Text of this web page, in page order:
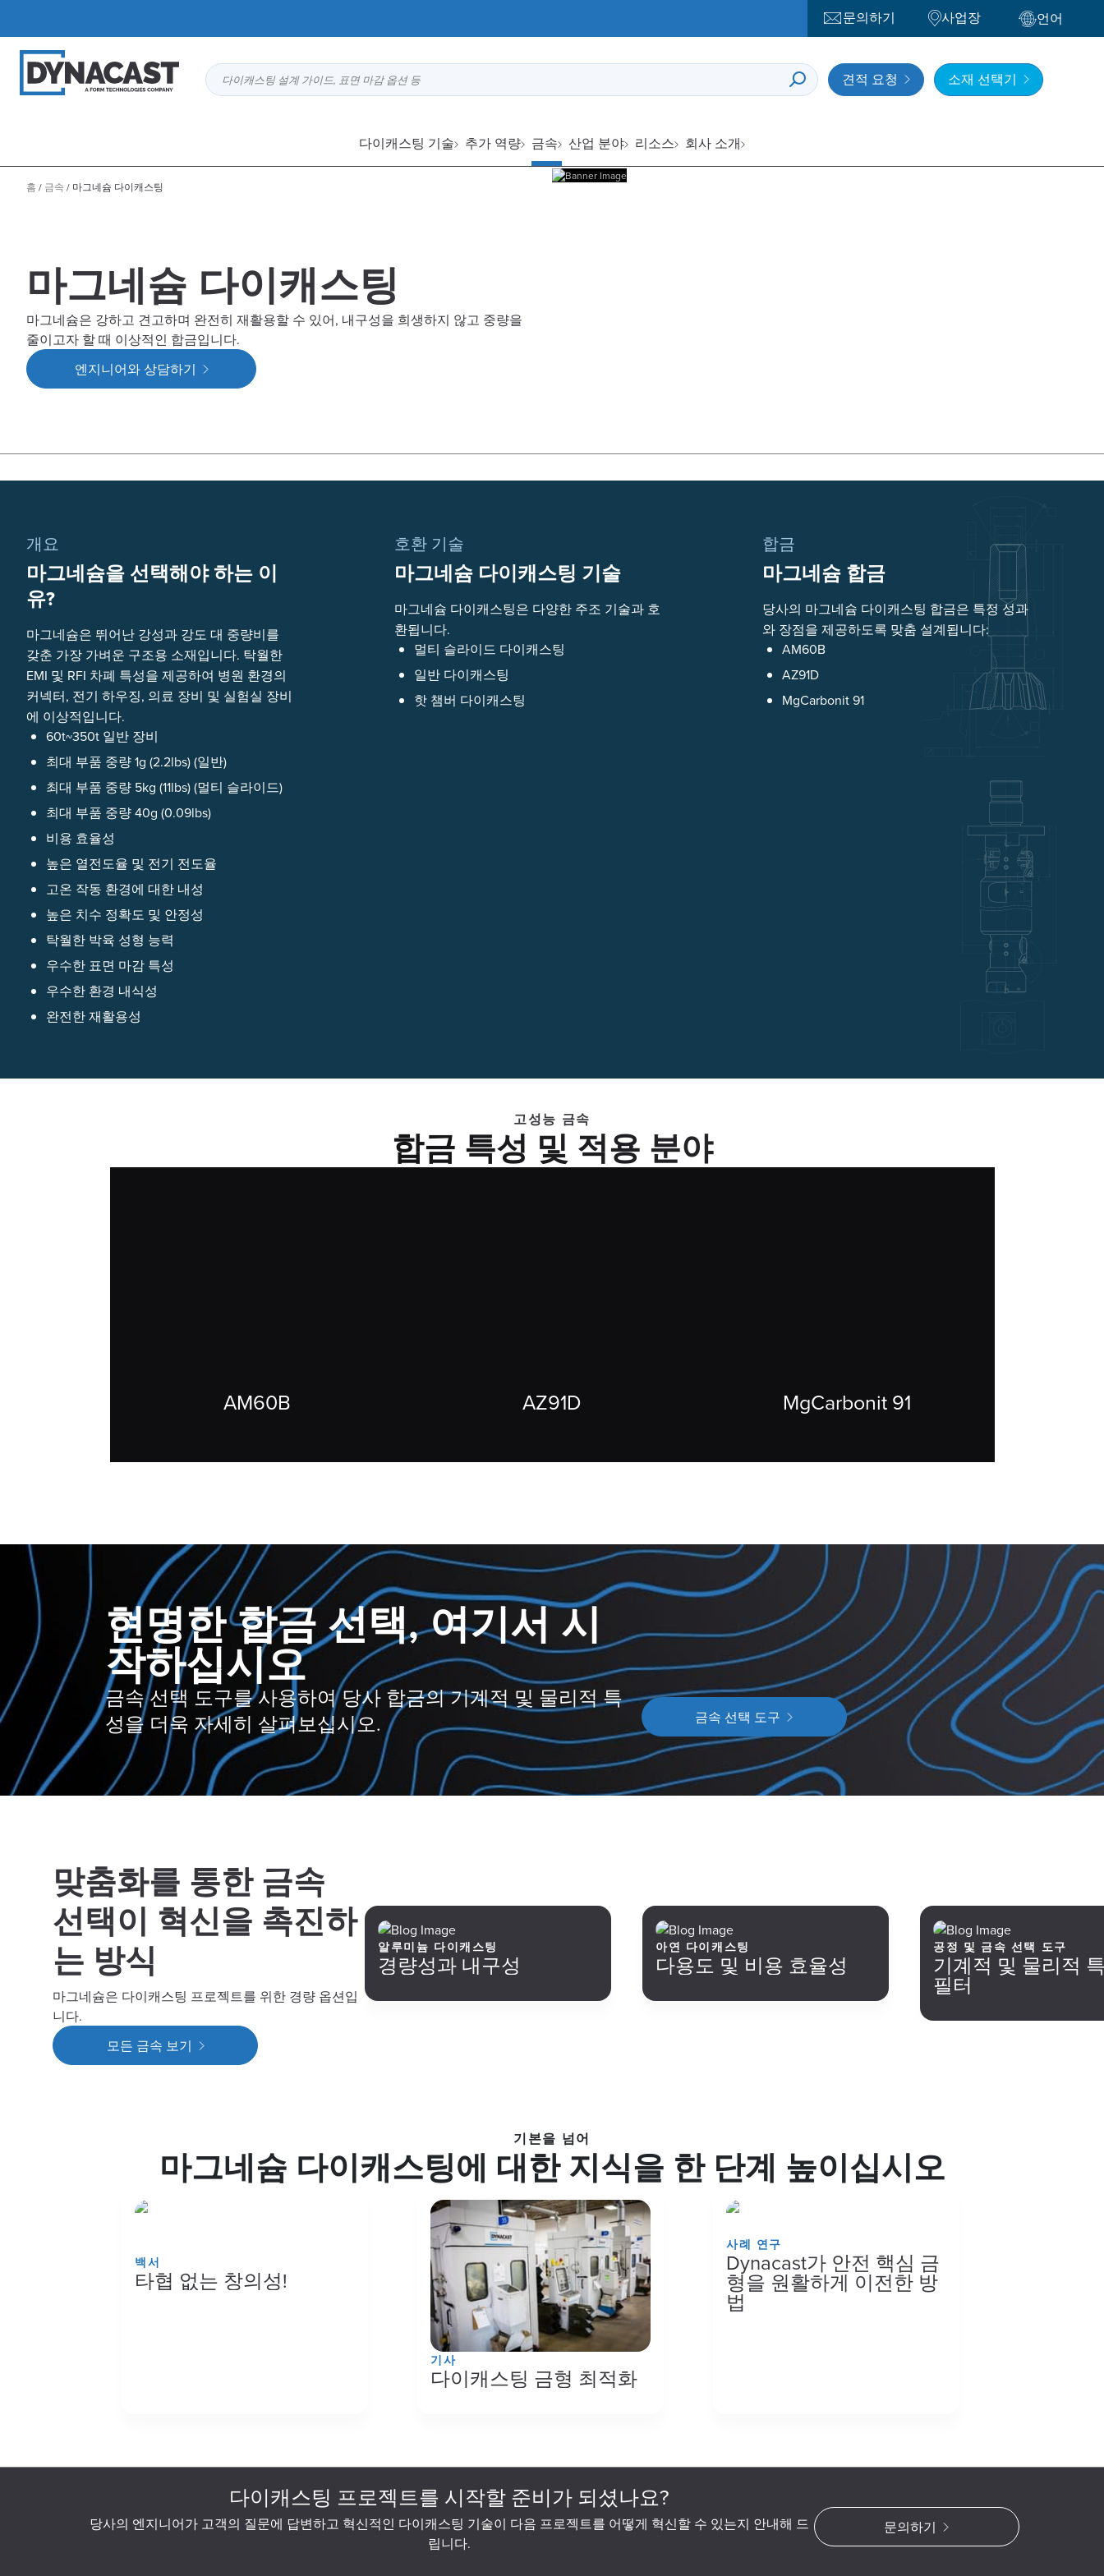
문의하기 사업장 언어
다이캐스팅 설계 가이드, 표면 마감 옵션 등 견적 요청 소재 선택기
다이캐스팅 기술 추가 역량 금속 산업 분야 리소스 회사 소개
홈 / 금속 / 마그네슘 다이캐스팅
마그네슘 다이캐스팅
마그네슘은 강하고 견고하며 완전히 재활용할 수 있어, 내구성을 희생하지 않고 중량을
줄이고자 할 때 이상적인 합금입니다.
엔지니어와 상담하기
개요
마그네슘을 선택해야 하는 이
유?
마그네슘은 뛰어난 강성과 강도 대 중량비를
갖춘 가장 가벼운 구조용 소재입니다. 탁월한
EMI 및 RFI 차폐 특성을 제공하여 병원 환경의
커넥터, 전기 하우징, 의료 장비 및 실험실 장비
에 이상적입니다.
60t~350t 일반 장비
최대 부품 중량 1g (2.2lbs) (일반)
최대 부품 중량 5kg (11lbs) (멀티 슬라이드)
최대 부품 중량 40g (0.09lbs)
비용 효율성
높은 열전도율 및 전기 전도율
고온 작동 환경에 대한 내성
높은 치수 정확도 및 안정성
탁월한 박육 성형 능력
우수한 표면 마감 특성
우수한 환경 내식성
완전한 재활용성
호환 기술
마그네슘 다이캐스팅 기술
마그네슘 다이캐스팅은 다양한 주조 기술과 호
환됩니다.
멀티 슬라이드 다이캐스팅
일반 다이캐스팅
핫 챔버 다이캐스팅
합금
마그네슘 합금
당사의 마그네슘 다이캐스팅 합금은 특정 성과
와 장점을 제공하도록 맞춤 설계됩니다:
AM60B
AZ91D
MgCarbonit 91
고성능 금속
합금 특성 및 적용 분야
AM60B AZ91D MgCarbonit 91
현명한 합금 선택, 여기서 시
작하십시오
금속 선택 도구를 사용하여 당사 합금의 기계적 및 물리적 특
성을 더욱 자세히 살펴보십시오.
금속 선택 도구
맞춤화를 통한 금속
선택이 혁신을 촉진하
는 방식
마그네슘은 다이캐스팅 프로젝트를 위한 경량 옵션입
니다.
모든 금속 보기
알루미늄 다이캐스팅
경량성과 내구성
아연 다이캐스팅
다용도 및 비용 효율성
공정 및 금속 선택 도구
기계적 및 물리적
필터
기본을 넘어
마그네슘 다이캐스팅에 대한 지식을 한 단계 높이십시오
백서
타협 없는 창의성!
기사
다이캐스팅 금형 최적화
사례 연구
Dynacast가 안전 핵심 금
형을 원활하게 이전한 방
법
다이캐스팅 프로젝트를 시작할 준비가 되셨나요?
당사의 엔지니어가 고객의 질문에 답변하고 혁신적인 다이캐스팅 기술이 다음 프로젝트를 어떻게 혁신할 수 있는지 안내해 드
립니다.
문의하기